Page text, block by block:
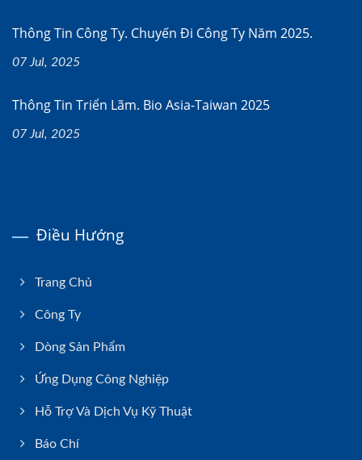
Thông Tin Công Ty. Chuyến Đi Công Ty Năm 2025.
07 Jul, 2025
Thông Tin Triển Lãm. Bio Asia-Taiwan 2025
07 Jul, 2025
Điều Hướng
Trang Chủ
Công Ty
Dòng Sản Phẩm
Ứng Dụng Công Nghiệp
Hỗ Trợ Và Dịch Vụ Kỹ Thuật
Báo Chí